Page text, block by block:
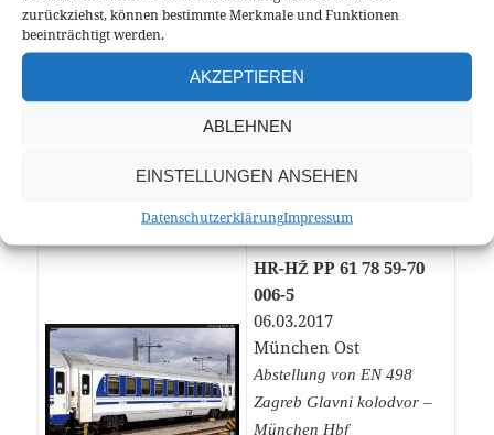
zurückziehst, können bestimmte Merkmale und Funktionen
beeinträchtigt werden.
AKZEPTIEREN
ABLEHNEN
EINSTELLUNGEN ANSEHEN
DatenschutzerklärungImpressum
002-4
Zagreb Glavni kolodvor –
Abstellung für EN 50463
Zagreb Glavni kolodvor
HR-HŽ PP 61 78 59-70
006-5
06.03.2017
München Ost
Abstellung von EN 498
Zagreb Glavni kolodvor –
München Hbf